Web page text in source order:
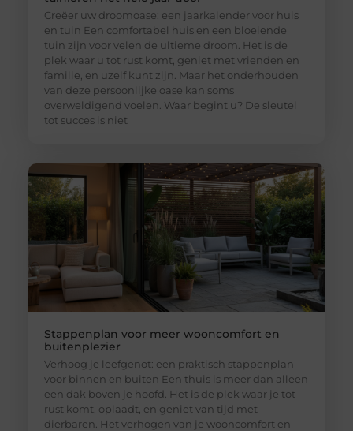
Creëer uw droomoase: een jaarkalender voor huis
en tuin Een comfortabel huis en een bloeiende
tuin zijn voor velen de ultieme droom. Het is de
plek waar u tot rust komt, geniet met vrienden en
familie, en uzelf kunt zijn. Maar het onderhouden
van deze persoonlijke oase kan soms
overweldigend voelen. Waar begint u? De sleutel
tot succes is niet
Stappenplan voor meer wooncomfort en
buitenplezier
Verhoog je leefgenot: een praktisch stappenplan
voor binnen en buiten Een thuis is meer dan alleen
een dak boven je hoofd. Het is de plek waar je tot
rust komt, oplaadt, en geniet van tijd met
dierbaren. Het verhogen van je wooncomfort en